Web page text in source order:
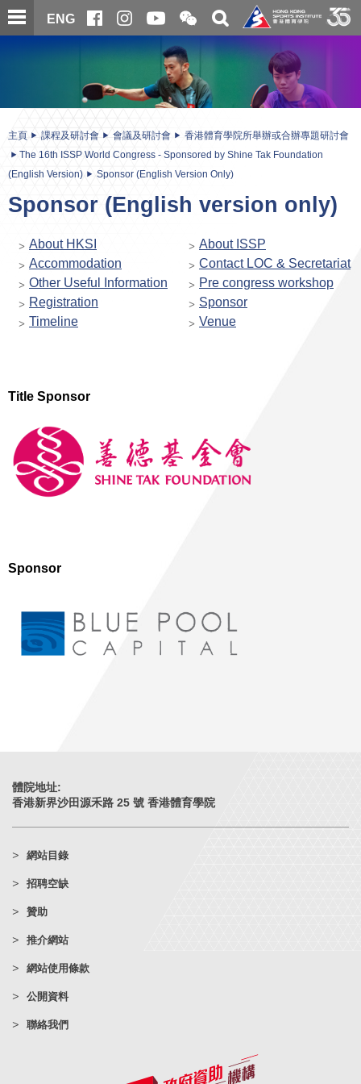
跳
至
ENG
開
合
信
二
維
碼
關
搜
主頁 課程及研討會 會議及研討會
香港體育學院所舉辦或合辦專題研討會
The 16th ISSP World Congress - Sponsored by Shine Tak Foundation
(English Version)
Sponsor (English Version Only)
Sponsor (English version only)
About HKSI
About ISSP
Accommodation
Contact LOC & Secretariat
Other Useful Information
Pre congress workshop
Registration
Sponsor
Timeline
Venue
Title Sponsor
Sponsor
體院地址:
香港新界沙田源禾路 25 號 香港體育學院
網站目錄
招聘空缺
贊助
推介網站
網站使用條款
公開資料
聯絡我們